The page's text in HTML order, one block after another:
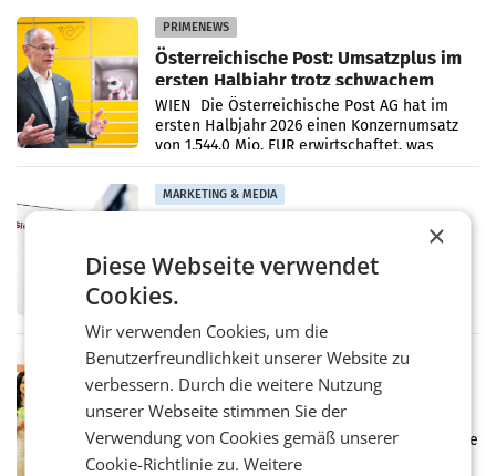
PRIMENEWS
Österreichische Post: Umsatzplus im
ersten Halbjahr trotz schwachem
Briefgeschäft
WIEN Die Österreichische Post AG hat im
ersten Halbjahr 2026 einen Konzernumsatz
von 1.544,0 Mio. EUR erwirtschaftet, was
einem Plus von 3,8 Prozent gegenüber dem
Vergleichszeitraum
MARKETING & MEDIA
UNTERFÖHRING/MAILAND/AMSTERDAM. Der
Frühjahr dank Kostensenkungen operativ
wieder Gewinn gemacht und die
Markterwartung deutlich übertroffen.
RETAIL
Eine Bühne für Zirkularität: ARA und
Müller informieren am POS über
Kreislauffähigkeit
Über den gesamten August hinweg rücken die
Altstoff Recycling Austria AG (ARA) und der
×
Diese Webseite verwendet
Cookies.
Wir verwenden Cookies, um die
Benutzerfreundlichkeit unserer Website zu
verbessern. Durch die weitere Nutzung
unserer Webseite stimmen Sie der
Verwendung von Cookies gemäß unserer
Cookie-Richtlinie zu.Weitere